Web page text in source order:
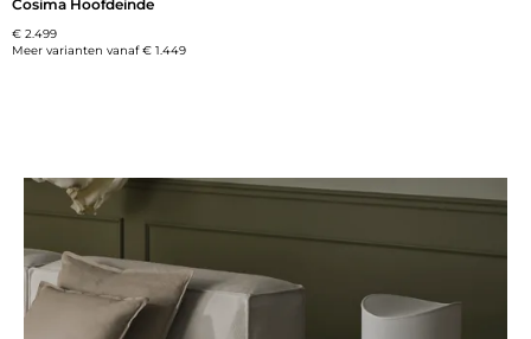
Cosima Hoofdeinde
€ 2.499
Meer varianten vanaf€ 1.449